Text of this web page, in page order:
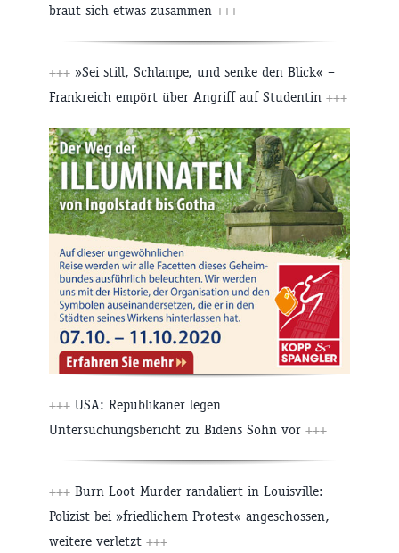
braut sich etwas zusammen +++
+++ »Sei still, Schlampe, und senke den Blick« –
Frankreich empört über Angriff auf Studentin +++
+++ USA: Republikaner legen
Untersuchungsbericht zu Bidens Sohn vor +++
+++ Burn Loot Murder randaliert in Louisville:
Polizist bei »friedlichem Protest« angeschossen,
weitere verletzt +++